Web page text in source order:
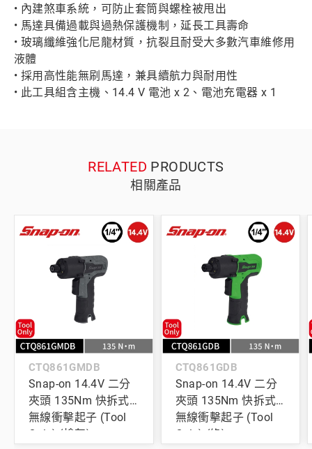
• 內建煞車系統，可防止套筒與螺栓被甩出
• 馬達具備過載與過熱保護機制，延長工具壽命
• 玻璃纖維強化尼龍材質，抗裂且耐受大多數汽車維修用
液體
• 採用高性能無刷馬達，兼具續航力與耐用性
• 此工具組含主機、14.4 V 電池 x 2、電池充電器 x 1
RELATED PRODUCTS
相關產品
CTQ861GMDB
Snap-on 14.4V 二分
夾頭 135Nm 快拆式
無線衝擊起子 (Tool
Only) (槍灰)
CTQ861GDB
Snap-on 14.4V 二分
夾頭 135Nm 快拆式
無線衝擊起子 (Tool
Only) (綠)